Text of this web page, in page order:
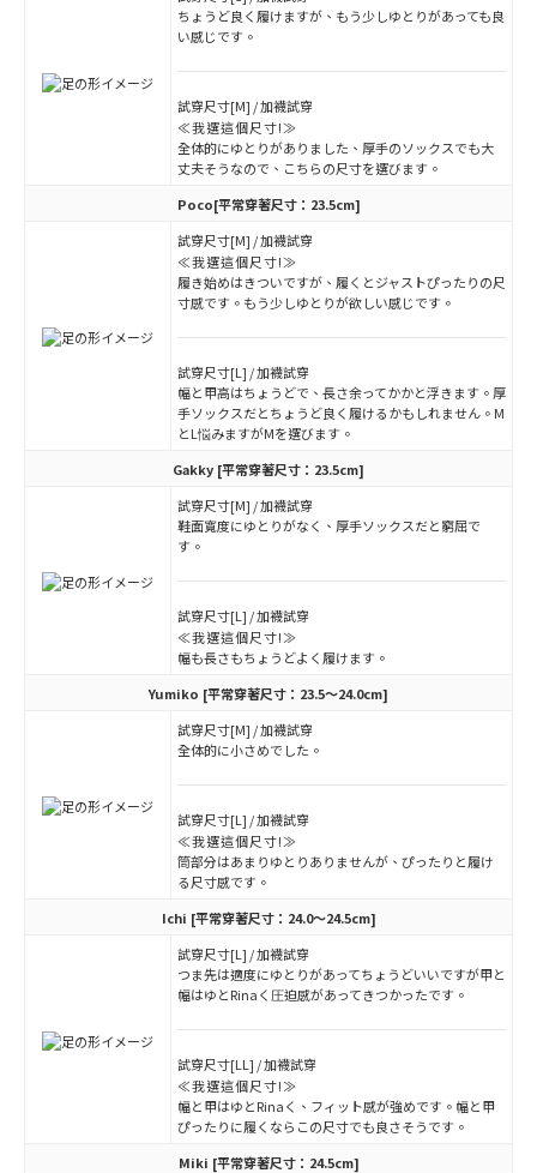
ちょうど良く履けますが、もう少しゆとりがあっても良
い感じです。
試穿尺寸[M] / 加襪試穿
≪我選這個尺寸!≫
全体的にゆとりがありました、厚手のソックスでも大
丈夫そうなので、こちらの尺寸を選びます。
Poco[平常穿著尺寸：23.5cm]
試穿尺寸[M] / 加襪試穿
≪我選這個尺寸!≫
履き始めはきついですが、履くとジャストぴったりの尺
寸感です。もう少しゆとりが欲しい感じです。
試穿尺寸[L] / 加襪試穿
幅と甲高はちょうどで、長さ余ってかかと浮きます。厚
手ソックスだとちょうど良く履けるかもしれません。M
とL悩みますがMを選びます。
Gakky [平常穿著尺寸：23.5cm]
試穿尺寸[M] / 加襪試穿
鞋面寬度にゆとりがなく、厚手ソックスだと窮屈で
す。
試穿尺寸[L] / 加襪試穿
≪我選這個尺寸!≫
幅も長さもちょうどよく履けます。
Yumiko [平常穿著尺寸：23.5～24.0cm]
試穿尺寸[M] / 加襪試穿
全体的に小さめでした。
試穿尺寸[L] / 加襪試穿
≪我選這個尺寸!≫
筒部分はあまりゆとりありませんが、ぴったりと履け
る尺寸感です。
Ichi [平常穿著尺寸：24.0～24.5cm]
試穿尺寸[L] / 加襪試穿
つま先は適度にゆとりがあってちょうどいいですが甲と
幅はゆとRinaく圧迫感があってきつかったです。
試穿尺寸[LL] / 加襪試穿
≪我選這個尺寸!≫
幅と甲はゆとRinaく、フィット感が強めです。幅と甲
ぴったりに履くならこの尺寸でも良さそうです。
Miki [平常穿著尺寸：24.5cm]